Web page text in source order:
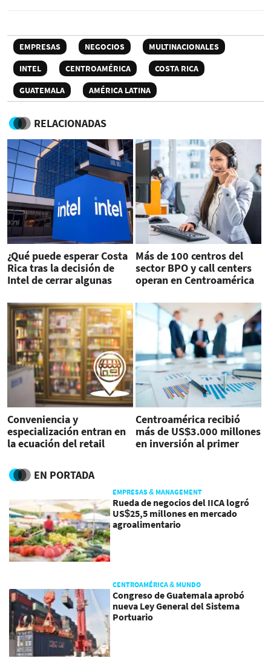
EMPRESAS NEGOCIOS
MULTINACIONALES
INTEL
CENTROAMÉRICA
COSTA RICA
GUATEMALA
AMÉRICA LATINA
RELACIONADAS
¿Qué puede esperar Costa
Rica tras la decisión de
Intel de cerrar algunas
Más de 100 centros del
sector BPO y call centers
operan en Centroamérica
Conveniencia y
especialización entran en
la ecuación del retail
Centroamérica recibió
más de US$3.000 millones
en inversión al primer
EN PORTADA
EMPRESAS & MANAGEMENT
Rueda de negocios del IICA logró
US$25,5 millones en mercado
agroalimentario
CENTROAMÉRICA & MUNDO
Congreso de Guatemala aprobó
nueva Ley General del Sistema
Portuario